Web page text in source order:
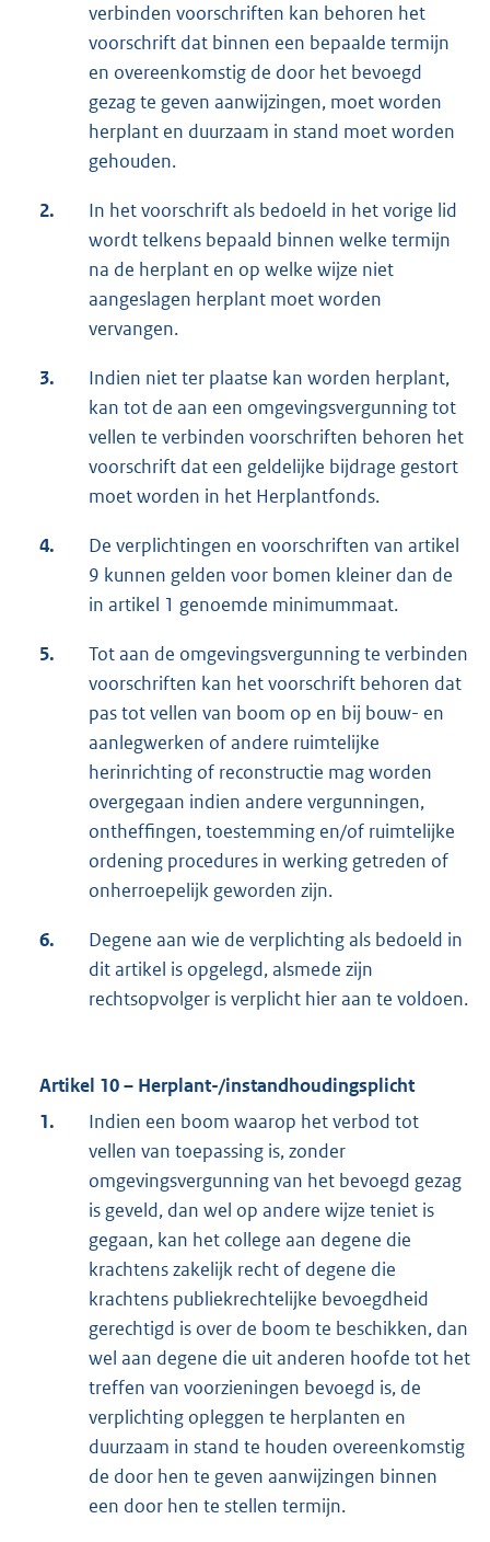
verbinden voorschriften kan behoren het
voorschrift dat binnen een bepaalde termijn
en overeenkomstig de door het bevoegd
gezag te geven aanwijzingen, moet worden
herplant en duurzaam in stand moet worden
gehouden.
2.
In het voorschrift als bedoeld in het vorige lid
wordt telkens bepaald binnen welke termijn
na de herplant en op welke wijze niet
aangeslagen herplant moet worden
vervangen.
3.
Indien niet ter plaatse kan worden herplant,
kan tot de aan een omgevingsvergunning tot
vellen te verbinden voorschriften behoren het
voorschrift dat een geldelijke bijdrage gestort
moet worden in het Herplantfonds.
4.
De verplichtingen en voorschriften van artikel
9 kunnen gelden voor bomen kleiner dan de
in artikel 1 genoemde minimummaat.
5.
Tot aan de omgevingsvergunning te verbinden
voorschriften kan het voorschrift behoren dat
pas tot vellen van boom op en bij bouw- en
aanlegwerken of andere ruimtelijke
herinrichting of reconstructie mag worden
overgegaan indien andere vergunningen,
ontheffingen, toestemming en/of ruimtelijke
ordening procedures in werking getreden of
onherroepelijk geworden zijn.
6.
Degene aan wie de verplichting als bedoeld in
dit artikel is opgelegd, alsmede zijn
rechtsopvolger is verplicht hier aan te voldoen.
Artikel 10 – Herplant-/instandhoudingsplicht
1.
Indien een boom waarop het verbod tot
vellen van toepassing is, zonder
omgevingsvergunning van het bevoegd gezag
is geveld, dan wel op andere wijze teniet is
gegaan, kan het college aan degene die
krachtens zakelijk recht of degene die
krachtens publiekrechtelijke bevoegdheid
gerechtigd is over de boom te beschikken, dan
wel aan degene die uit anderen hoofde tot het
treffen van voorzieningen bevoegd is, de
verplichting opleggen te herplanten en
duurzaam in stand te houden overeenkomstig
de door hen te geven aanwijzingen binnen
een door hen te stellen termijn.